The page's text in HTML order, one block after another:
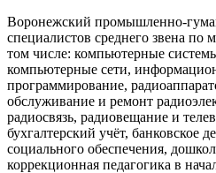
Воронежский промышленно-
специалистов среднего звена по
том числе: компьютерные
компьютерные сети,
программирование,
обслуживание и ремонт
радиосвязь, радиовещание и
бухгалтерский учёт, банковское
социального обеспечения,
коррекционная педагогика в